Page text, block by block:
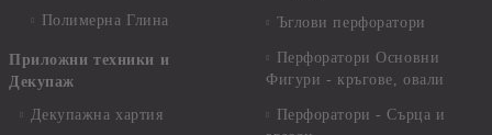
Полимерна Глина
Приложни техники и
Декупаж
Декупажна хартия
Ъглови перфоратори
Перфоратори Основни
Фигури - кръгове, овали
Перфоратори - Сърца и